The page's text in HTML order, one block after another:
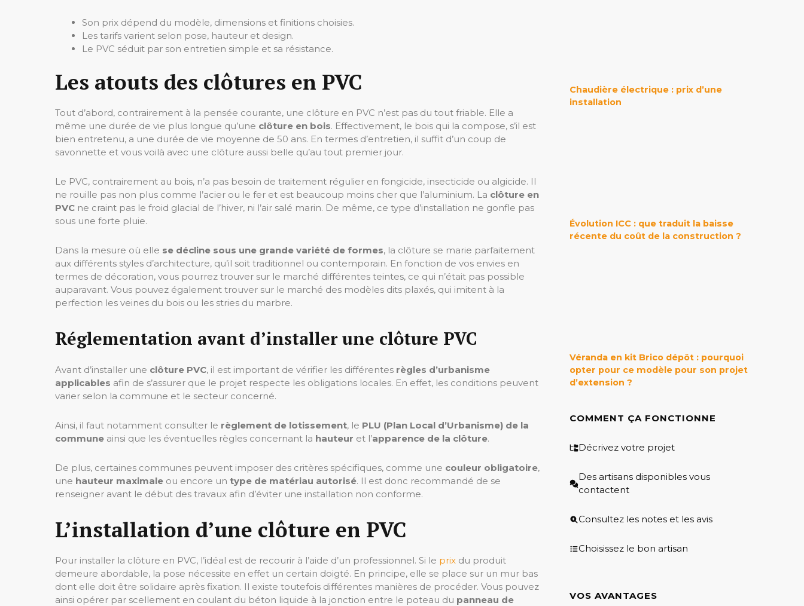
Son prix dépend du modèle, dimensions et finitions choisies.
Les tarifs varient selon pose, hauteur et design.
Le PVC séduit par son entretien simple et sa résistance.
Les atouts des clôtures en PVC
Tout d’abord, contrairement à la pensée courante, une clôture en PVC n’est pas du tout friable. Elle a
même une durée de vie plus longue qu’une clôture en bois. Effectivement, le bois qui la compose, s’il est
bien entretenu, a une durée de vie moyenne de 50 ans. En termes d’entretien, il suffit d’un coup de
savonnette et vous voilà avec une clôture aussi belle qu’au tout premier jour.
Le PVC, contrairement au bois, n’a pas besoin de traitement régulier en fongicide, insecticide ou algicide. Il
ne rouille pas non plus comme l’acier ou le fer et est beaucoup moins cher que l’aluminium. La clôture en
PVC ne craint pas le froid glacial de l’hiver, ni l’air salé marin. De même, ce type d’installation ne gonfle pas
sous une forte pluie.
Dans la mesure où elle se décline sous une grande variété de formes, la clôture se marie parfaitement
aux différents styles d’architecture, qu’il soit traditionnel ou contemporain. En fonction de vos envies en
termes de décoration, vous pourrez trouver sur le marché différentes teintes, ce qui n’était pas possible
auparavant. Vous pouvez également trouver sur le marché des modèles dits plaxés, qui imitent à la
perfection les veines du bois ou les stries du marbre.
Réglementation avant d’installer une clôture PVC
Avant d’installer une clôture PVC, il est important de vérifier les différentes règles d’urbanisme
applicables afin de s’assurer que le projet respecte les obligations locales. En effet, les conditions peuvent
varier selon la commune et le secteur concerné.
Ainsi, il faut notamment consulter le règlement de lotissement, le PLU (Plan Local d’Urbanisme) de la
commune ainsi que les éventuelles règles concernant la hauteur et l’apparence de la clôture.
De plus, certaines communes peuvent imposer des critères spécifiques, comme une couleur obligatoire,
une hauteur maximale ou encore un type de matériau autorisé. Il est donc recommandé de se
renseigner avant le début des travaux afin d’éviter une installation non conforme.
L’installation d’une clôture en PVC
Pour installer la clôture en PVC, l’idéal est de recourir à l’aide d’un professionnel. Si le prix du produit
demeure abordable, la pose nécessite en effet un certain doigté. En principe, elle se place sur un mur bas
dont elle doit être solidaire après fixation. Il existe toutefois différentes manières de procéder. Vous pouvez
ainsi opérer par scellement en coulant du béton liquide à la jonction entre le poteau du panneau de
Chaudière électrique : prix d’une
installation
Évolution ICC : que traduit la baisse
récente du coût de la construction ?
Véranda en kit Brico dépôt : pourquoi
opter pour ce modèle pour son projet
d’extension ?
COMMENT ÇA FONCTIONNE
Décrivez votre projet
Des artisans disponibles vous
contactent
Consultez les notes et les avis
Choisissez le bon artisan
VOS AVANTAGES